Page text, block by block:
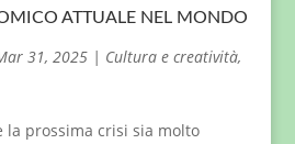
ATTUALE NEL MONDO
31, 2025| Cultura e creatività,
la prossima crisi sia molto